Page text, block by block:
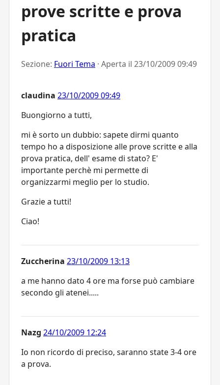
prove scritte e prova
pratica
Sezione: Fuori Tema · Aperta il 23/10/2009 09:49
claudina 23/10/2009 09:49
Buongiorno a tutti,
mi è sorto un dubbio: sapete dirmi quanto
tempo ho a disposizione alle prove scritte e alla
prova pratica, dell' esame di stato? E'
importante perchè mi permette di
organizzarmi meglio per lo studio.
Grazie a tutti!
Ciao!
Zuccherina 23/10/2009 13:13
a me hanno dato 4 ore ma forse può cambiare
secondo gli atenei.....
Nazg 24/10/2009 12:24
Io non ricordo di preciso, saranno state 3-4 ore
a prova.